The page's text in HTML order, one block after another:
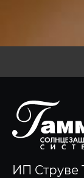
ИП Струве